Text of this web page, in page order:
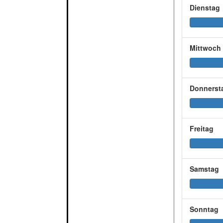
Dienstag
Mittwoch
Freitag
Samstag
Sonntag